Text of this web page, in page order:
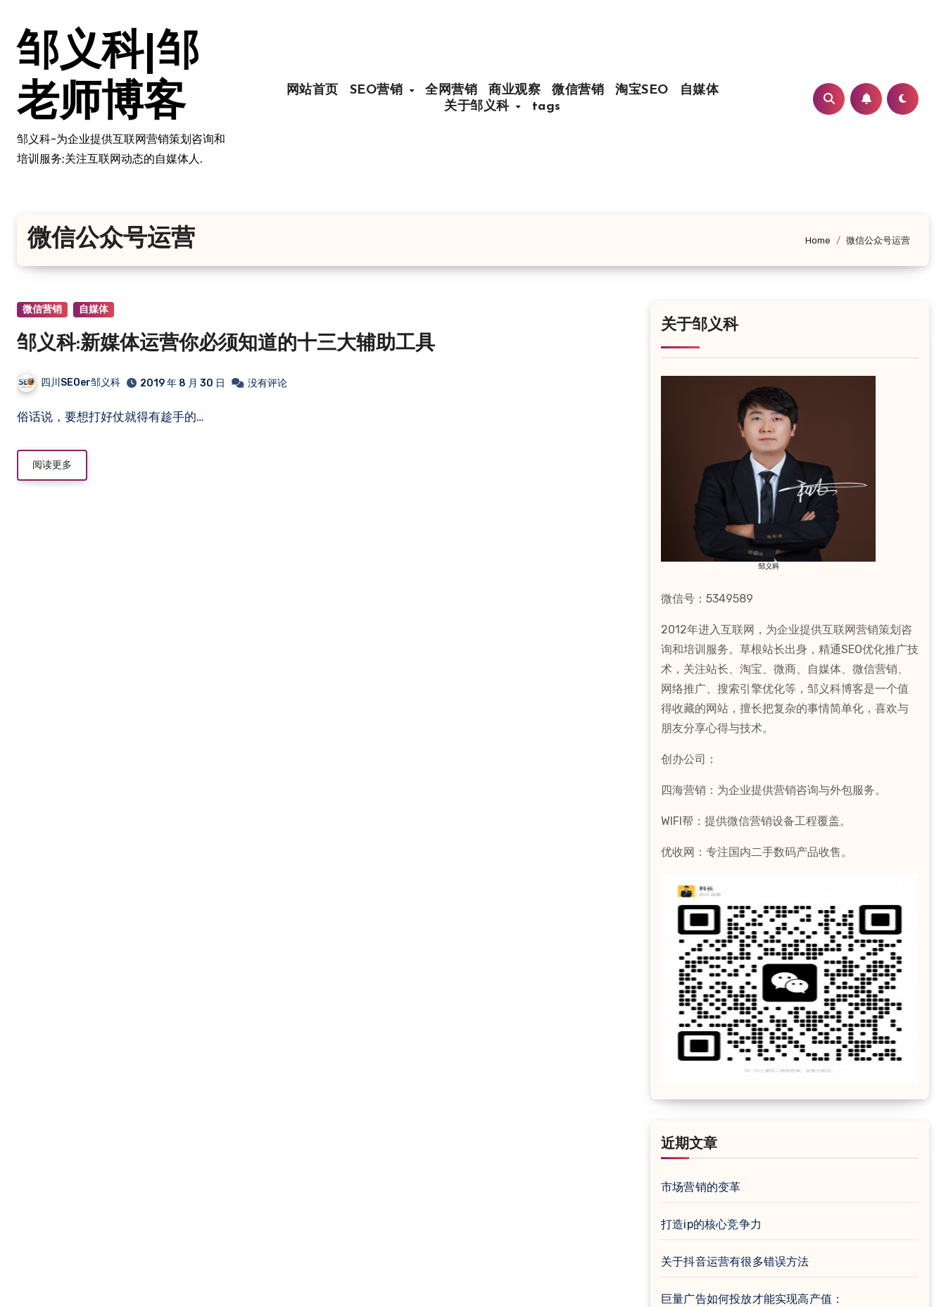
邹义科|邹
老师博客
邹义科-为企业提供互联网营销策划咨询和
培训服务;关注互联网动态的自媒体人.
网站首页 SEO营销 全网营销 商业观察 微信营销 淘宝SEO
自媒体
关于邹义科
tags
微信公众号运营 Home 微信公众号运营
微信营销 自媒体
邹义科:新媒体运营你必须知道的十三大辅助工具
四川SEOer邹义科 2019 年 8 月 30 日 没有评论
俗话说，要想打好仗就得有趁手的…
阅读更多
关于邹义科
邹义科
微信号：5349589
2012年进入互联网，为企业提供互联网营销策划咨
询和培训服务。草根站长出身，精通SEO优化推广技
术，关注站长、淘宝、微商、自媒体、微信营销、
网络推广、搜索引擎优化等，邹义科博客是一个值
得收藏的网站，擅长把复杂的事情简单化，喜欢与
朋友分享心得与技术。
创办公司：
四海营销：为企业提供营销咨询与外包服务。
WIFI帮：提供微信营销设备工程覆盖。
优收网：专注国内二手数码产品收售。
近期文章
市场营销的变革
打造ip的核心竞争力
关于抖音运营有很多错误方法
巨量广告如何投放才能实现高产值：